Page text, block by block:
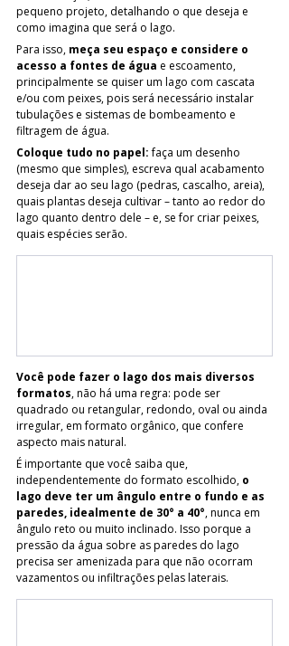
pequeno projeto, detalhando o que deseja e
como imagina que será o lago.
Para isso, meça seu espaço e considere o
acesso a fontes de água e escoamento,
principalmente se quiser um lago com cascata
e/ou com peixes, pois será necessário instalar
tubulações e sistemas de bombeamento e
filtragem de água.
Coloque tudo no papel: faça um desenho
(mesmo que simples), escreva qual acabamento
deseja dar ao seu lago (pedras, cascalho, areia),
quais plantas deseja cultivar – tanto ao redor do
lago quanto dentro dele – e, se for criar peixes,
quais espécies serão.
Você pode fazer o lago dos mais diversos
formatos, não há uma regra: pode ser
quadrado ou retangular, redondo, oval ou ainda
irregular, em formato orgânico, que confere
aspecto mais natural.
É importante que você saiba que,
independentemente do formato escolhido, o
lago deve ter um ângulo entre o fundo e as
paredes, idealmente de 30° a 40°, nunca em
ângulo reto ou muito inclinado. Isso porque a
pressão da água sobre as paredes do lago
precisa ser amenizada para que não ocorram
vazamentos ou infiltrações pelas laterais.